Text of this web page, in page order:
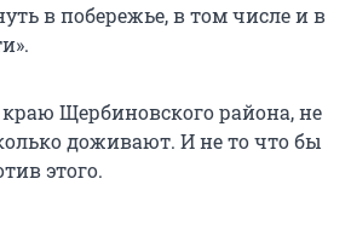
в побережье, в том числе и в
Щербиновского района, не
доживают. И не то что бы
этого.